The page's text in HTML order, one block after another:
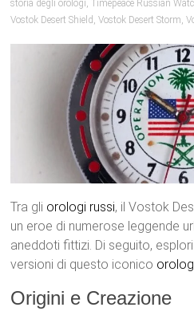
storia degli orologi,Timepeace Russian
Vostok Desert Shield ,Vostok Desert Storm,
Tra gli orologi russi, il Vostok
un eroe di numerose leggende
aneddoti fittizi. Di seguito,
versioni di questo iconico
Origini e Creazione